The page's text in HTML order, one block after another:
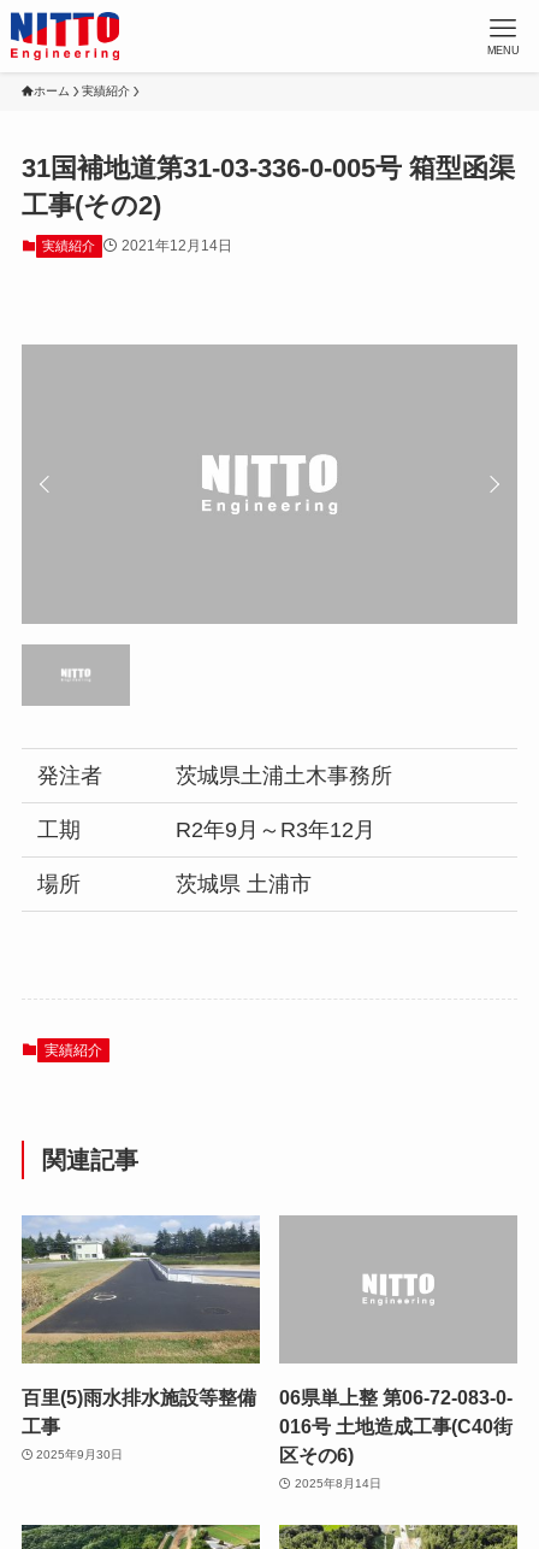
MENU
ホーム 実績紹介
31国補地道第31-03-336-0-005号 箱型函渠
工事(その2)
実績紹介 2021年12月14日
発注者 茨城県土浦土木事務所
工期 R2年9月～R3年12月
場所 茨城県 土浦市
実績紹介
関連記事
百里(5)雨水排水施設等整備
工事
2025年9月30日
06県単上整 第06-72-083-0-
016号 土地造成工事(C40街
区その6)
2025年8月14日